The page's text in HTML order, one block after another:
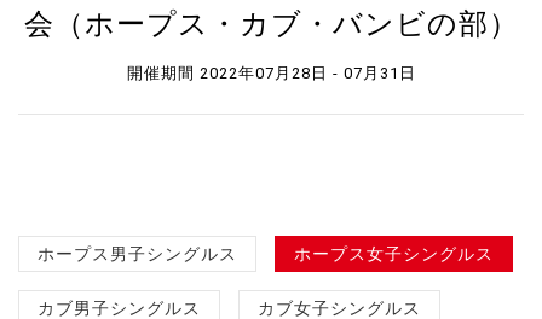
会（ホープス・カブ・バンビの部）
開催期間 2022年07月28日 - 07月31日
ホープス男子シングルス ホープス女子シングルス
カブ男子シングルス カブ女子シングルス